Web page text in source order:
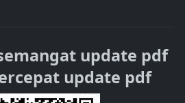
update pdf
update pdf